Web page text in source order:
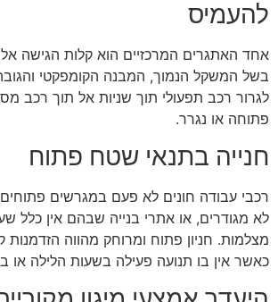
להעמיס
אחד האתגרים המרכזיים הוא קלות הגישה
בשל המשקל הנמוך, המבנה הקומפקטי
לגרור רכב תפעולי תוך שניות אל תוך רכב
פתוחה או נגרר.
חנייה בתנאי שטח פתוח
רכבי עבודה חונים לא פעם במגרשים פתוחים,
לא מגודרים, או אתרי בנייה שבהם אין כלל
מצלמות. חניון פתוח ומרוחק מהווה הזדמנות
כאשר אין בו תנועה פעילה בשעות הלילה או